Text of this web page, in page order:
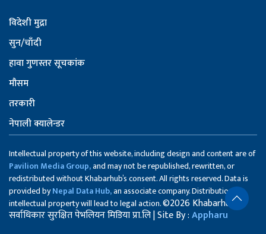
विदेशी मुद्रा
सुन/चाँदी
हावा गुणस्तर सूचकांक
मौसम
तरकारी
नेपाली क्यालेन्डर
Intellectual property of this website, including design and content are of
Pavilion Media Group,and may not be republished, rewritten, or
redistributed without Khabarhub’s consent. All rights reserved. Data is
provided byNepal Data Hub,an associate company. Distribution of
intellectual property will lead to legal action.©2026 Khabarhub
सर्वाधिकार सुरक्षित पेभलियन मिडिया प्रा.लि | Site By :Appharu